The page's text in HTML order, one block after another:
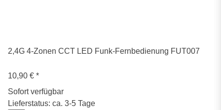
2,4G 4-Zonen CCT LED Funk-Fernbedienung FUT007
10,90 € *
Sofort verfügbar
Lieferstatus: ca. 3-5 Tage